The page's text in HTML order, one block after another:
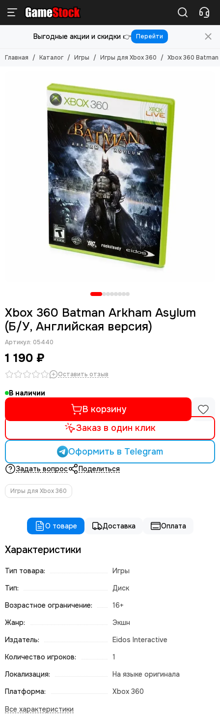
Игры
Смотреть все товары
Игры для PlayStation 5
Игры для PlayStation 2
Игры для Nintendo Switch 2
Игры для Nintendo Switch
Игры для Nintendo 3DS
Игры для Xbox ONE/SERIES S/X
Игры для Xbox Original
Игры для Xbox 360
Игры для Sony PS Vita
Игры для Sony PSP
Игры (Картриджи) для 8-бит
Игры (картриджи) для Sega Mega Drive 16-бит
Выгодные акции и скидки 👉 Перейти
Главная Каталог Игры Игры для Xbox 360 Xbox 360
Xbox 360 Batman Arkham Asylum
(Б/У, Английская версия)
Артикул: 05440
1 190 ₽
Оставить отзыв
В наличии
В корзину
Заказ в один клик
Оформить в Telegram
Задать вопрос Поделиться
Игры для Xbox 360
О товаре Доставка Оплата
Характеристики
Тип товара:
Игры
Тип:
Диск
Возрастное ограничение:
16+
Жанр:
Экшн
Издатель:
Eidos Interactive
Количество игроков:
1
Локализация:
На языке оригинала
Платформа:
Xbox 360